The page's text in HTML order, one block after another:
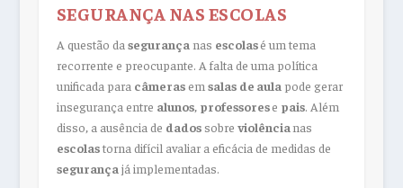
SEGURANÇA NAS ESCOLAS
A questão da segurança nas escolasé um tema
recorrente e preocupante. A falta de uma política
unificada para câmerasem salas de aula pode gerar
insegurança entre alunos, professorese pais. Além
disso, a ausência de dadossobre violêncianas
escolastorna difícil avaliar a eficácia de medidas de
segurança já implementadas.